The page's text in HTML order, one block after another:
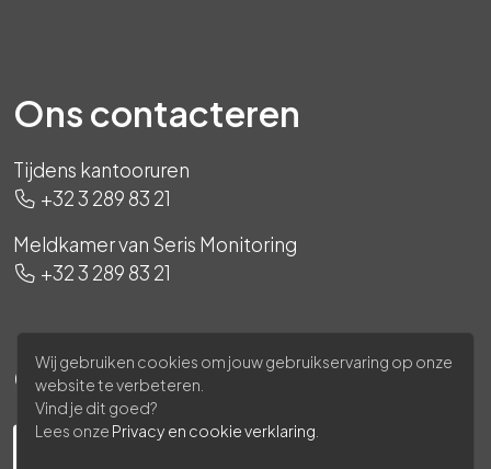
Ons contacteren
Tijdens kantooruren
+32 3 289 83 21
Meldkamer van Seris Monitoring
+32 3 289 83 21
Ons volgen
Wij gebruiken cookies om jouw gebruikservaring op onze
website te verbeteren.
Vind je dit goed?
Lees onze Privacy en cookie verklaring